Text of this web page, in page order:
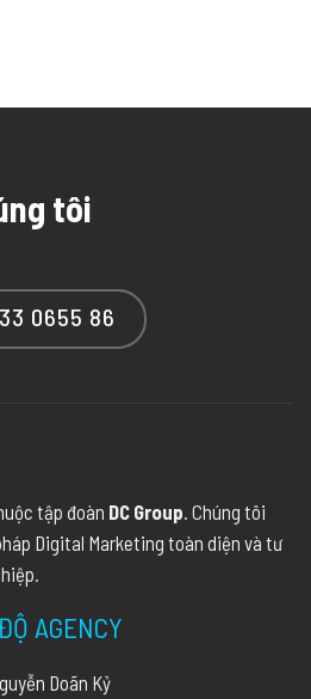
tôi
0655 86
tập đoàn DC Group. Chúng tôi
Digital Marketing toàn diện và tư
AGENCY
Doãn Kỷ